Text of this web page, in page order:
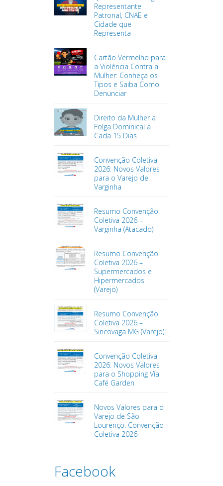
Representante
Patronal, CNAE e
Cidade que
Representa
Cartão Vermelho para
a Violência Contra a
Mulher: Conheça os
Tipos e Saiba Como
Denunciar
Direito da Mulher a
Folga Dominical a
Cada 15 Dias
Convenção Coletiva
2026: Novos Valores
para o Varejo de
Varginha
Resumo Convenção
Coletiva 2026 –
Varginha (Atacado)
Resumo Convenção
Coletiva 2026 –
Supermercados e
Hipermercados
(Varejo)
Resumo Convenção
Coletiva 2026 –
Sincovaga MG (Varejo)
Convenção Coletiva
2026: Novos Valores
para o Shopping Via
Café Garden
Novos Valores para o
Varejo de São
Lourenço: Convenção
Coletiva 2026
Facebook